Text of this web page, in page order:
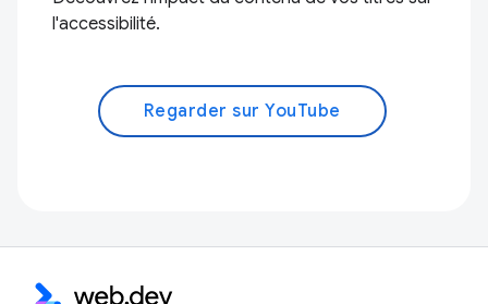
l'accessibilité.
Regarder sur YouTube